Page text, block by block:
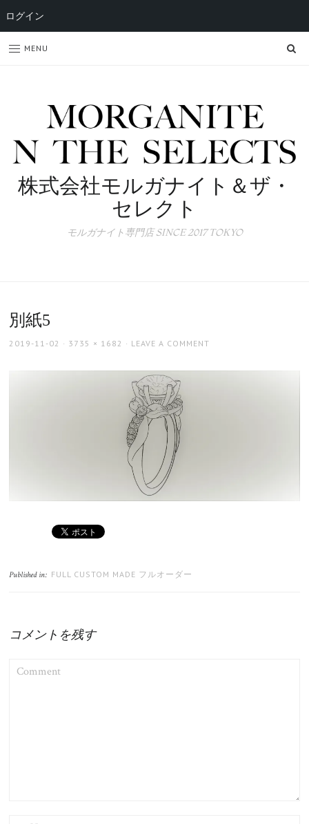
MENU
株式会社モルガナイト＆ザ・
セレクト
モルガナイト専門店 SINCE 2017 TOKYO
別紙5
POSTED
2019-11-02
FULL
3735 × 1682 LEAVE A COMMENT
Published in: FULL CUSTOM MADE フルオーダー
コメントを残す
ログイン